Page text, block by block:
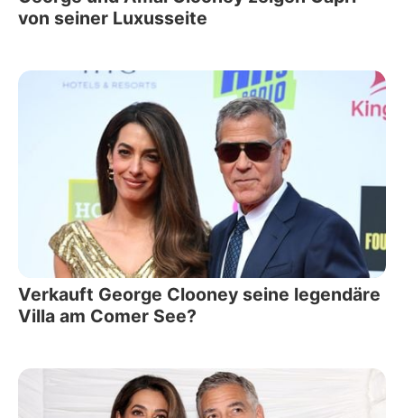
von seiner Luxusseite
Verkauft George Clooney seine legendäre
Villa am Comer See?